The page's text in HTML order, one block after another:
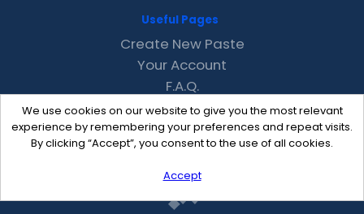
We use cookies on our website to give you the most relevant
experience by remembering your preferences and repeat visits.
By clicking “Accept”, you consent to the use of all cookies.
Accept
Useful Pages
Create New Paste
Your Account
F.A.Q.
Recent
Contact